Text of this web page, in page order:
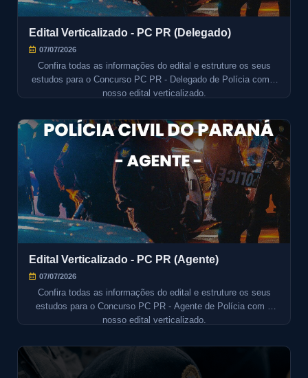
Edital Verticalizado - PC PR (Delegado)
07/07/2026
Confira todas as informações do edital e estruture os seus
estudos para o Concurso PC PR - Delegado de Polícia com o
nosso edital verticalizado.
Edital Verticalizado - PC PR (Agente)
07/07/2026
Confira todas as informações do edital e estruture os seus
estudos para o Concurso PC PR - Agente de Polícia com o
nosso edital verticalizado.